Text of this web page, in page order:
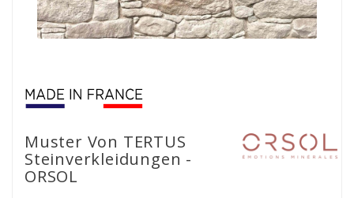
Muster Von TERTUS
Steinverkleidungen -
ORSOL